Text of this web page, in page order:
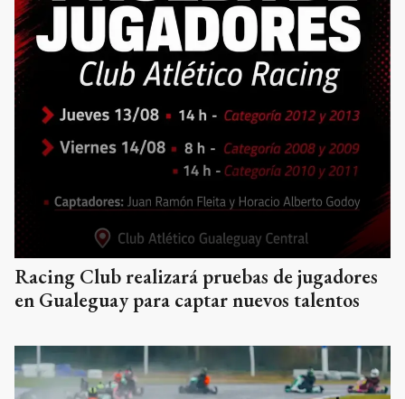
Racing Club realizará pruebas de jugadores
en Gualeguay para captar nuevos talentos